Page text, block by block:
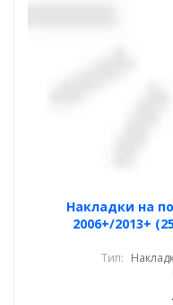
Накладки на
2006+/2013+
Тип: